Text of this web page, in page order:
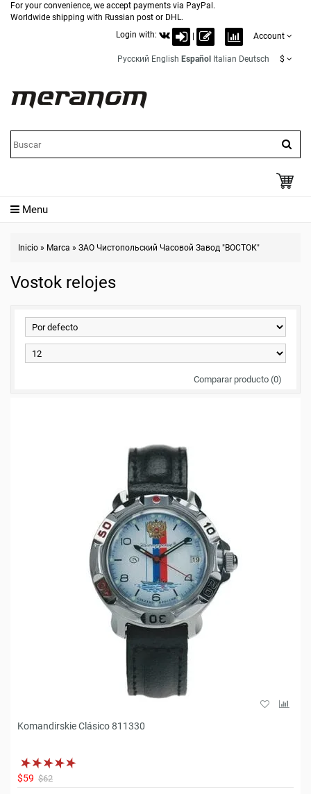
For your convenience, we accept payments via PayPal.
Worldwide shipping with Russian post or DHL.
Login with:
Account
Русский English Español Italian Deutsch $
Menu
Inicio » Marca » ЗАО Чистопольский Часовой Завод "ВОСТОК"
Vostok relojes
Comparar producto (0)
Komandirskie Clásico 811330
$59 $62